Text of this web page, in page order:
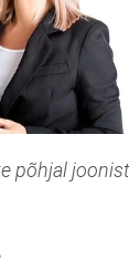
põhjal